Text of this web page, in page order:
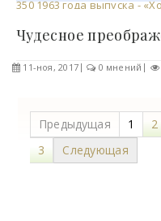
11-ноя, 2017 0 мнений
Предыдущая 1
2
3
Следующая